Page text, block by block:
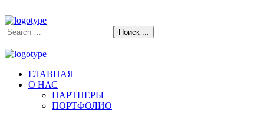
ГЛАВНАЯ
О НАС
ПАРТНЕРЫ
ПОРТФОЛИО